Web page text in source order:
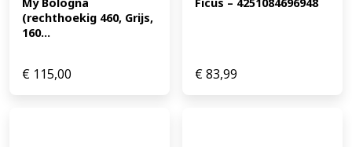
(rechthoekig 460, Grijs,
160...
€ 115,00 €83,99